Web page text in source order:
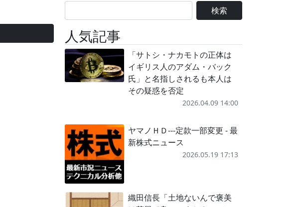
検索
人気記事
「サトシ・ナカモトの正体は
イギリス人のアダム・バック
氏」と名指しされるも本人は
その疑惑を否定
2026.04.09 14:00
ヤマノＨＤ---定款一部変更 - 最
新株式ニュース
2026.05.19 17:13
織田信長「土地ないんで褒美